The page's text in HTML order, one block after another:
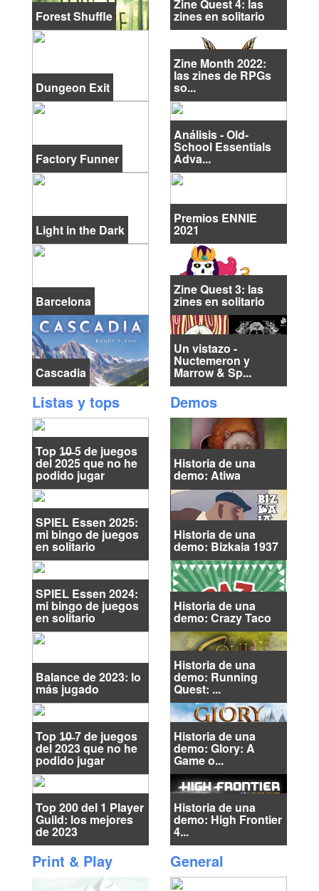
Forest Shuffle
Dungeon Exit
Factory Funner
Light in the Dark
Barcelona
Cascadia
Zine Quest 4: las
zines en solitario
Zine Month 2022:
las zines de RPGs
so...
Análisis - Old-
School Essentials
Adva...
Premios ENNIE
2021
Zine Quest 3: las
zines en solitario
Un vistazo -
Nuctemeron y
Marrow & Sp...
Listas y tops
Top 1̶0̶ 5 de juegos
del 2025 que no he
podido jugar
SPIEL Essen 2025:
mi bingo de juegos
en solitario
SPIEL Essen 2024:
mi bingo de juegos
en solitario
Balance de 2023: lo
más jugado
Top 1̶0̶ 7 de juegos
del 2023 que no he
podido jugar
Top 200 del 1 Player
Guild: los mejores
de 2023
Demos
Historia de una
demo: Atiwa
Historia de una
demo: Bizkaia 1937
Historia de una
demo: Crazy Taco
Historia de una
demo: Running
Quest: ...
Historia de una
demo: Glory: A
Game o...
Historia de una
demo: High Frontier
4...
Print & Play General